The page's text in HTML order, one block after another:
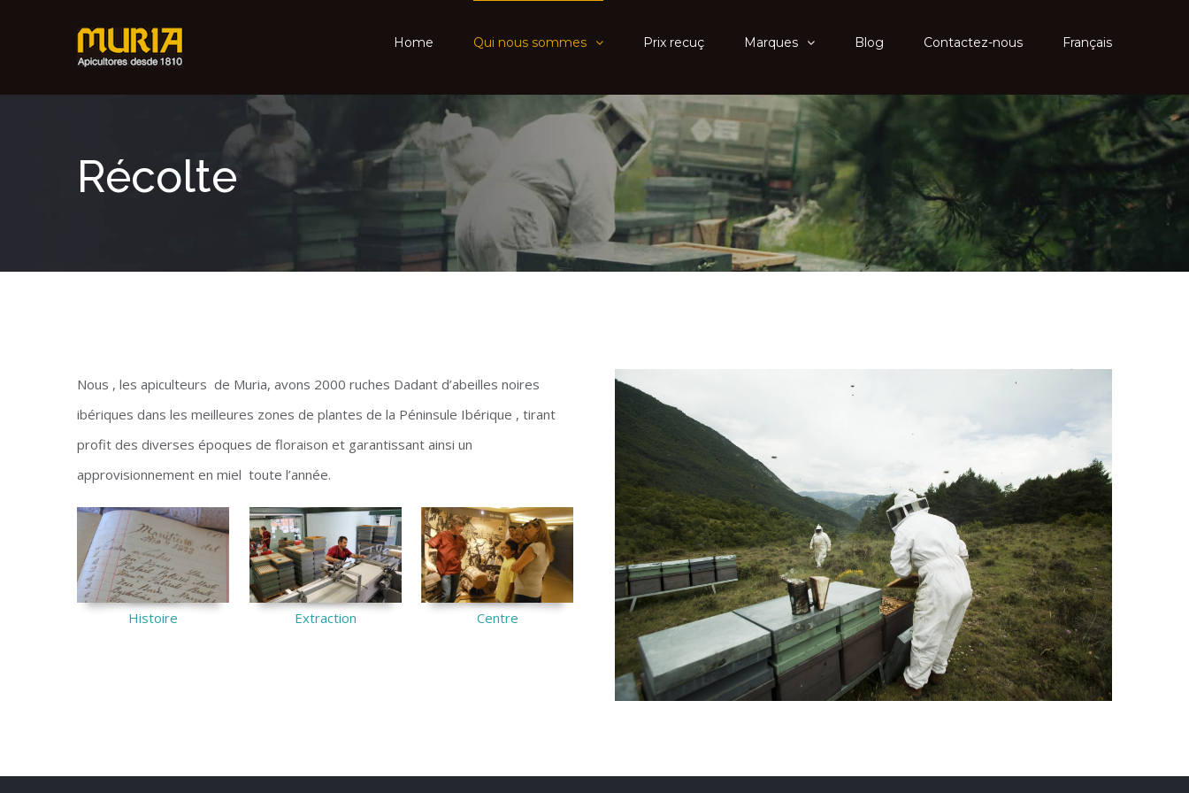
Home Qui nous sommes Prix recuç Marques Blog Contactez-nous Français
Récolte
Nous , les apiculteurs de Muria, avons 2000 ruches Dadant d’abeilles noires
ibériques dans les meilleures zones de plantes de la Péninsule Ibérique , tirant
profit des diverses époques de floraison et garantissant ainsi un
approvisionnement en miel toute l’année.
Histoire Extraction Centre